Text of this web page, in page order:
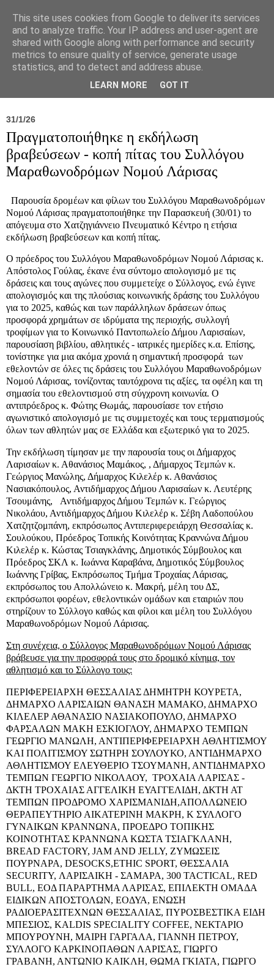
Σύλλογος Ιπποκράτειος
31/1/26
Πραγματοποιήθηκε η εκδήλωση
βραβεύσεων - κοπή πίτας του Συλλόγου
Μαραθωνοδρόμων Νομού Λάρισας
Παρουσία δρομέων και φίλων του Συλλόγου Μαραθωνοδρόμων
Νομού Λάρισας πραγματοποιήθηκε την Παρασκευή (30/01) το
απόγευμα στο Χατζηγιάννειο Πνευματικό Κέντρο η ετήσια
εκδήλωση βραβεύσεων και κοπή πίτας.
Ο πρόεδρος του Συλλόγου Μαραθωνοδρόμων Νομού Λάρισας κ.
Απόστολος Γούλας, έκανε ένα σύντομο απολογισμό με τις
δράσεις και τους αγώνες που συμμετείχε ο Σύλλογος, ενώ έγινε
απολογισμός και της πλούσιας κοινωνικής δράσης του Συλλόγου
για το 2025, καθώς και των παράλληλων δράσεων όπως
προσφορά χρημάτων σε ιδρύματα της περιοχής, συλλογή
τροφίμων για το Κοινωνικό Παντοπωλείο Δήμου Λαρισαίων,
παρουσίαση βιβλίου, αθλητικές - ιατρικές ημερίδες κ.α. Επίσης,
τονίστηκε για μια ακόμα χρονιά η σημαντική προσφορά των
εθελοντών σε όλες τις δράσεις του Συλλόγου Μαραθωνοδρόμων
Νομού Λάρισας, τονίζοντας ταυτόχρονα τις αξίες, τα οφέλη και τη
σημασία του εθελοντισμού στη σύγχρονη κοινωνία. Ο
αντιπρόεδρος κ. Φώτης Θωμάς, παρουσίασε τον ετήσιο
αγωνιστικό απολογισμό με τις συμμετοχές και τους τερματισμούς
όλων των αθλητών μας σε Ελλάδα και εξωτερικό για το 2025.
Την εκδήλωση τίμησαν με την παρουσία τους οι Δήμαρχος
Λαρισαίων κ. Αθανάσιος Μαμάκος, , Δήμαρχος Τεμπών κ.
Γεώργιος Μανώλης, Δήμαρχος Κιλελέρ κ. Αθανάσιος
Νασιακόπουλος, Αντιδήμαρχος Δήμου Λαρισαίων κ. Λευτέρης
Τσουμάνης, Αντιδήμαρχος Δήμου Τεμπών κ. Γεώργιος
Νικολάου, Αντιδήμαρχος Δήμου Κιλελέρ κ. Σέβη Λαδοπούλου
Χατζητζομπάνη, εκπρόσωπος Αντιπεριφερειάρχη Θεσσαλίας κ.
Σουλούκου, Πρόεδρος Τοπικής Κοινότητας Κραννώνα Δήμου
Κιλελέρ κ. Κώστας Τσιαγκλάνης, Δημοτικός Σύμβουλος και
Πρόεδρος ΣΚΛ κ. Ιωάννα Καραβάνα, Δημοτικός Σύμβουλος
Ιωάννης Γρίβας, Εκπρόσωπος Τμήμα Τροχαίας Λάρισας,
εκπρόσωπος του Απολλώνειο κ. Μακρή, μέλη του ΔΣ,
εκπρόσωποι φορέων, εθελοντικών ομάδων και εταιριών που
στηρίζουν το Σύλλογο καθώς και φίλοι και μέλη του Συλλόγου
Μαραθωνοδρόμων Νομού Λάρισας.
Στη συνέχεια, ο Σύλλογος Μαραθωνοδρόμων Νομού Λάρισας
βράβευσε για την προσφορά τους στο δρομικό κίνημα, τον
αθλητισμό και το Σύλλογο τους:
ΠΕΡΙΦΕΡΕΙΑΡΧΗ ΘΕΣΣΑΛΙΑΣ ΔΗΜΗΤΡΗ ΚΟΥΡΕΤΑ,
ΔΗΜΑΡΧΟ ΛΑΡΙΣΑΙΩΝ ΘΑΝΑΣΗ ΜΑΜΑΚΟ, ΔΗΜΑΡΧΟ
ΚΙΛΕΛΕΡ ΑΘΑΝΑΣΙΟ ΝΑΣΙΑΚΟΠΟΥΛΟ, ΔΗΜΑΡΧΟ
ΦΑΡΣΑΛΩΝ ΜΑΚΗ ΕΣΚΙΟΓΛΟΥ, ΔΗΜΑΡΧΟ ΤΕΜΠΩΝ
ΓΕΩΡΓΙΟ ΜΑΝΩΛΗ, ΑΝΤΙΠΕΡΙΦΕΡΕΙΑΡΧΗ ΑΘΛΗΤΙΣΜΟΥ
ΚΑΙ ΠΟΛΙΤΙΣΜΟΥ ΣΩΤΗΡΗ ΣΟΥΛΟΥΚΟ, ΑΝΤΙΔΗΜΑΡΧΟ
ΑΘΛΗΤΙΣΜΟΥ ΕΛΕΥΘΕΡΙΟ ΤΣΟΥΜΑΝΗ, ΑΝΤΙΔΗΜΑΡΧΟ
ΤΕΜΠΩΝ ΓΕΩΡΓΙΟ ΝΙΚΟΛΑΟΥ, ΤΡΟΧΑΙΑ ΛΑΡΙΣΑΣ -
ΔΚΤΗ ΤΡΟΧΑΙΑΣ ΑΓΓΕΛΙΚΗ ΕΥΑΓΓΕΛΙΔΗ, ΔΚΤΗ ΑΤ
ΤΕΜΠΩΝ ΠΡΟΔΡΟΜΟ ΧΑΡΙΣΜΑΝΙΔΗ,ΑΠΟΛΛΩΝΕΙΟ
ΘΕΡΑΠΕΥΤΗΡΙΟ ΑΙΚΑΤΕΡΙΝΗ ΜΑΚΡΗ, Κ ΣΥΛΛΟΓΟ
ΓΥΝΑΙΚΩΝ ΚΡΑΝΝΩΝΑ, ΠΡΟΕΔΡΟ ΤΟΠΙΚΗΣ
ΚΟΙΝΟΤΗΤΑΣ ΚΡΑΝΝΩΝΑ ΚΩΣΤΑ ΤΣΙΑΓΚΛΑΝΗ,
BREAD FACTORY, JAM AND JELLY, ΖΥΜΩΣΕΙΣ
ΠΟΥΡΝΑΡΑ, DESOCKS,ETHIC SPORT, ΘΕΣΣΑΛΙΑ
SECURITY, ΛΑΡΙΣΑΙΚΗ - ΣΑΜΑΡΑ, 300 TACTICAL, RED
BULL, ΕΟΔ ΠΑΡΑΡΤΗΜΑ ΛΑΡΙΣΑΣ, ΕΠΙΛΕΚΤΗ ΟΜΑΔΑ
ΕΙΔΙΚΩΝ ΑΠΟΣΤΟΛΩΝ, ΕΟΔΥΑ, ΕΝΩΣΗ
ΡΑΔΙΟΕΡΑΣΙΤΕΧΝΩΝ ΘΕΣΣΑΛΙΑΣ, ΠΥΡΟΣΒΕΣΤΙΚΑ ΕΙΔΗ
ΜΠΕΣΙΟΣ, KALDIS SPECIALITY COFFEE, ΝΕΚΤΑΡΙΟ
ΜΠΟΥΡΟΥΝΗ, ΜΑΙΡΗ ΓΑΡΓΑΛΑ, ΓΙΑΝΝΗ ΠΕΤΡΟΥ,
ΣΥΛΛΟΓΟ ΚΑΡΚΙΝΟΠΑΘΩΝ ΛΑΡΙΣΑΣ, ΓΙΩΡΓΟ
ΓΡΑΒΑΝΗ, ΑΝΤΩΝΙΟ ΚΑΙΚΛΗ, ΘΩΜΑ ΓΚΙΑΤΑ, ΓΙΩΡΓΟ
This site uses cookies from Google to deliver its services
and to analyze traffic. Your IP address and user-agent are
shared with Google along with performance and security
metrics to ensure quality of service, generate usage
statistics, and to detect and address abuse.
LEARN MORE GOT IT